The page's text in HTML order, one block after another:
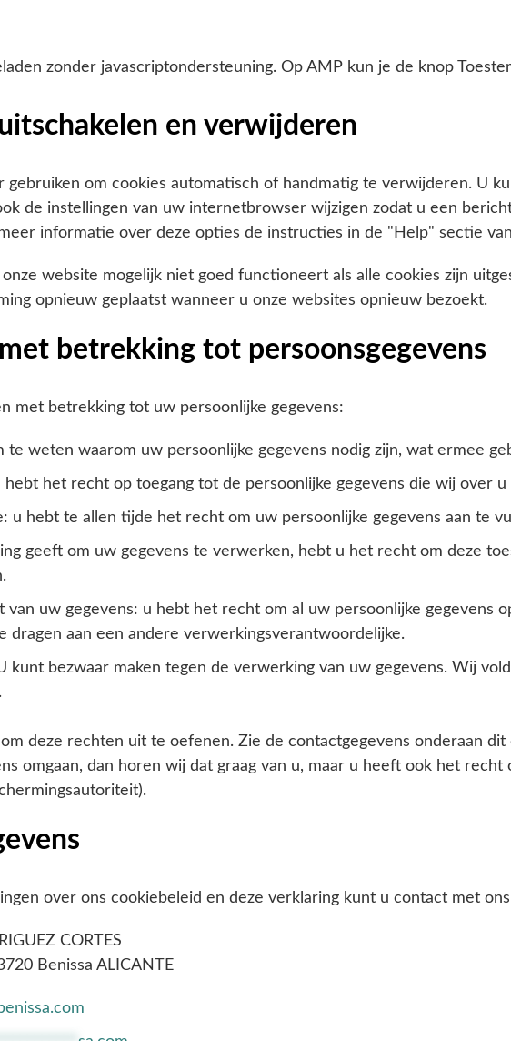
zonder javascriptondersteuning. Op AMP kun je de knop
en verwijderen
om cookies automatisch of handmatig te verwijderen. U
de instellingen van uw internetbrowser wijzigen zodat u een
informatie over deze opties de instructies in de "Help" sectie
website mogelijk niet goed functioneert als alle cookies zijn
opnieuw geplaatst wanneer u onze websites opnieuw bezoekt.
betrekking tot persoonsgegevens
met betrekking tot uw persoonlijke gegevens:
te weten waarom uw persoonlijke gegevens nodig zijn, wat ermee
hebt het recht op toegang tot de persoonlijke gegevens die wij over
u hebt te allen tijde het recht om uw persoonlijke gegevens aan te
geeft om uw gegevens te verwerken, hebt u het recht om deze
van uw gegevens: u hebt het recht om al uw persoonlijke gegevens
dragen aan een andere verwerkingsverantwoordelijke.
kunt bezwaar maken tegen de verwerking van uw gegevens. Wij
deze rechten uit te oefenen. Zie de contactgegevens onderaan
omgaan, dan horen wij dat graag van u, maar u heeft ook het
over ons cookiebeleid en deze verklaring kunt u contact met
CORTES
Benissa ALICANTE